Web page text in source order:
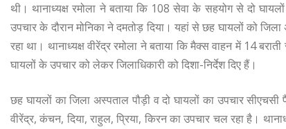
थी। थानाध्यक्ष रमोला ने बताया कि 108 सेवा के सहयोग से दो
उपचार के दौरान मोनिका ने दमतोड़ दिया। यहां से छह घायलों को
रहा था। थानाध्यक्ष वीरेंद्र रमोला ने बताया कि मैक्स वाहन में 14
घायलों के उपचार को लेकर जिलाधिकारी को दिशा-निर्देश दिए हैं।
छह घायलों का जिला अस्पताल पौड़ी व दो घायलों का उपचार
वीरेंद्र, कंचन, दिया, राहुल, प्रिया, किरन का उपचार चल रहा है।